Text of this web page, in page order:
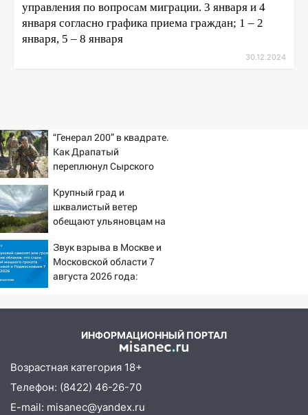
управления по вопросам миграции. 3 января и 4
января согласно графика приема граждан; 1 – 2
января, 5 – 8 января
30.12.2024
“Генерал 200” в квадрате.
Как Драпатый
переплюнул Сырского
Крупный град и
шквалистый ветер
обещают ульяновцам на
Звук взрыва в Москве и
Московской области 7
августа 2026 года:
ИНФОРМАЦИОННЫЙ ПОРТАЛ
Возрастная категория 18+
Телефон: (8422) 46-26-70
E-mail: misanec@yandex.ru